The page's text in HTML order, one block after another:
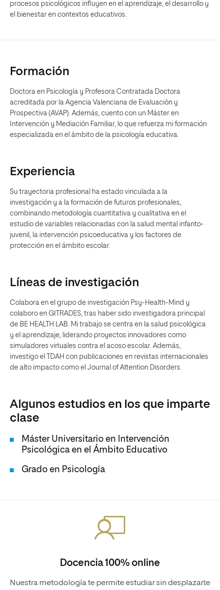
procesos psicológicos influyen en el aprendizaje, el desarrollo y
el bienestar en contextos educativos.
Formación
Doctora en Psicología y Profesora Contratada Doctora
acreditada por la Agencia Valenciana de Evaluación y
Prospectiva (AVAP). Además, cuento con un Máster en
Intervención y Mediación Familiar, lo que refuerza mi formación
especializada en el ámbito de la psicología educativa.
Experiencia
Su trayectoria profesional ha estado vinculada a la
investigación y a la formación de futuros profesionales,
combinando metodología cuantitativa y cualitativa en el
estudio de variables relacionadas con la salud mental infanto-
juvenil, la intervención psicoeducativa y los factores de
protección en el ámbito escolar.
Líneas de investigación
Colabora en el grupo de investigación Psy-Health-Mind y
colaboro en GITRADES, tras haber sido investigadora principal
de BE HEALTH LAB. Mi trabajo se centra en la salud psicológica
y el aprendizaje, liderando proyectos innovadores como
simuladores virtuales contra el acoso escolar. Además,
investigo el TDAH con publicaciones en revistas internacionales
de alto impacto como el Journal of Attention Disorders.
Algunos estudios en los que imparte
clase
Máster Universitario en Intervención
Psicológica en el Ámbito Educativo
Grado en Psicología
Docencia 100% online
Nuestra metodología te permite estudiar sin desplazarte